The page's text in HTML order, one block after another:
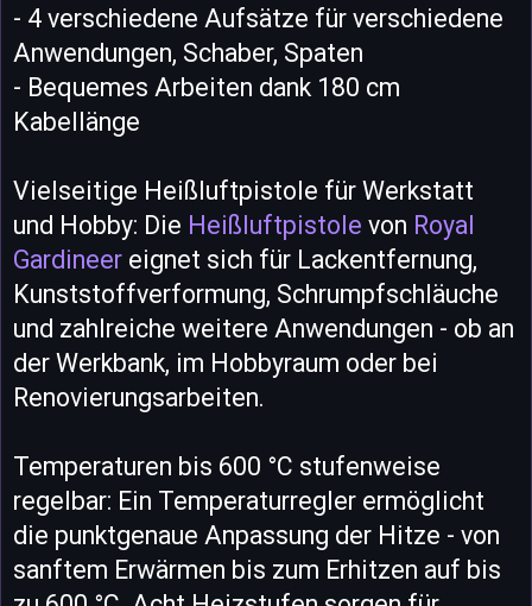
- 4 verschiedene Aufsätze für verschiedene
Anwendungen, Schaber, Spaten
- Bequemes Arbeiten dank 180 cm
Kabellänge
Vielseitige Heißluftpistole für Werkstatt
und Hobby: Die Heißluftpistole von Royal
Gardineer eignet sich für Lackentfernung,
Kunststoffverformung, Schrumpfschläuche
und zahlreiche weitere Anwendungen - ob an
der Werkbank, im Hobbyraum oder bei
Renovierungsarbeiten.
Temperaturen bis 600 °C stufenweise
regelbar: Ein Temperaturregler ermöglicht
die punktgenaue Anpassung der Hitze - von
sanftem Erwärmen bis zum Erhitzen auf bis